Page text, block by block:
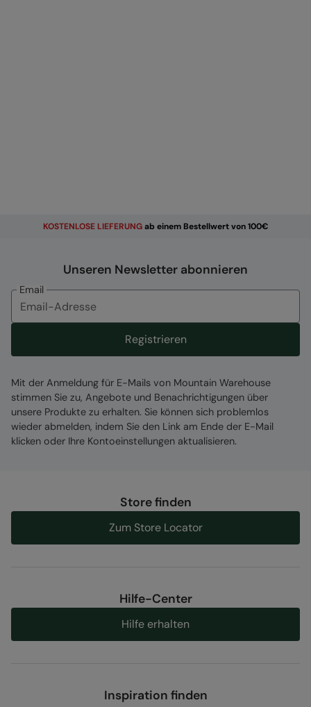
KOSTENLOSE LIEFERUNGab einem Bestellwert von 100€
Unseren Newsletter abonnieren
Email
Registrieren
Mit der Anmeldung für E-Mails von Mountain Warehouse
stimmen Sie zu, Angebote und Benachrichtigungen über
unsere Produkte zu erhalten. Sie können sich problemlos
wieder abmelden, indem Sie den Link am Ende der E-Mail
klicken oder Ihre Kontoeinstellungen aktualisieren.
Store finden
Zum Store Locator
Hilfe-Center
Hilfe erhalten
Inspiration finden